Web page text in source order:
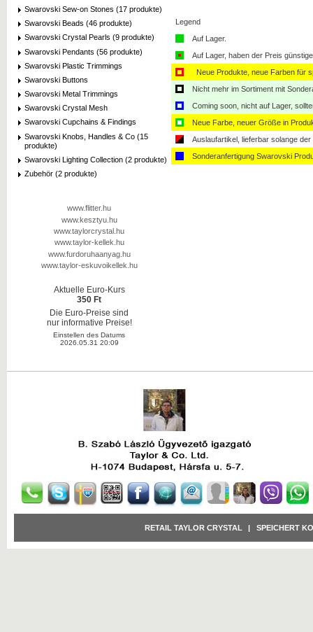
Swarovski Sew-on Stones (17 produkte)
Swarovski Beads (46 produkte)
Swarovski Crystal Pearls (9 produkte)
Swarovski Pendants (56 produkte)
Swarovski Plastic Trimmings
Swarovski Buttons
Swarovski Metal Trimmings
Swarovski Crystal Mesh
Swarovski Cupchains & Findings
Swarovski Knobs, Handles & Co (15
produkte)
Swarovski Lighting Collection (2 produkte)
Zubehör (2 produkte)
www.flitter.hu
www.kesztyu.hu
www.taylorcrystal.hu
www.taylor-kellek.hu
www.furdoruhaanyag.hu
www.taylor-eskuvoikellek.hu
Aktuelle Euro-Kurs
350 Ft
Die Euro-Preise sind
nur informative Preise!
Einstellen des Datums
2026.05.31 20:09
Legend
Auf Lager.
Auf Lager, haben der Preis
Neue Produkte, neue Farben für
Nicht mehr im Sortiment mit
Coming soon, nicht auf Lager,
Neue Farbe, neuer Größe in
Auslaufartikel, lieferbar solange der
Sonderanfertigung Swarovski
RETAIL TAYLOR CRYSTAL SPEICHERT